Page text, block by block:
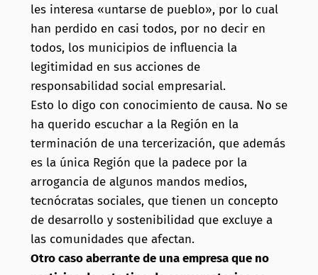
les interesa «untarse de pueblo», por lo cual
han perdido en casi todos, por no decir en
todos, los municipios de influencia la
legitimidad en sus acciones de
responsabilidad social empresarial.
Esto lo digo con conocimiento de causa. No se
ha querido escuchar a la Región en la
terminación de una tercerización, que además
es la única Región que la padece por la
arrogancia de algunos mandos medios,
tecnócratas sociales, que tienen un concepto
de desarrollo y sostenibilidad que excluye a
las comunidades que afectan.
Otro caso aberrante de una empresa que no